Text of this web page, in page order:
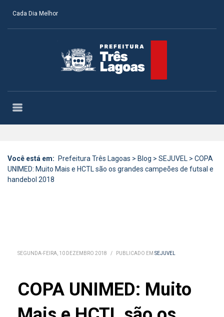
Cada Dia Melhor
Você está em: Prefeitura Três Lagoas > Blog > SEJUVEL > COPA
UNIMED: Muito Mais e HCTL são os grandes campeões de futsal e
handebol 2018
SEGUNDA-FEIRA, 10 DEZEMBRO 2018 / PUBLICADO EM SEJUVEL
COPA UNIMED: Muito